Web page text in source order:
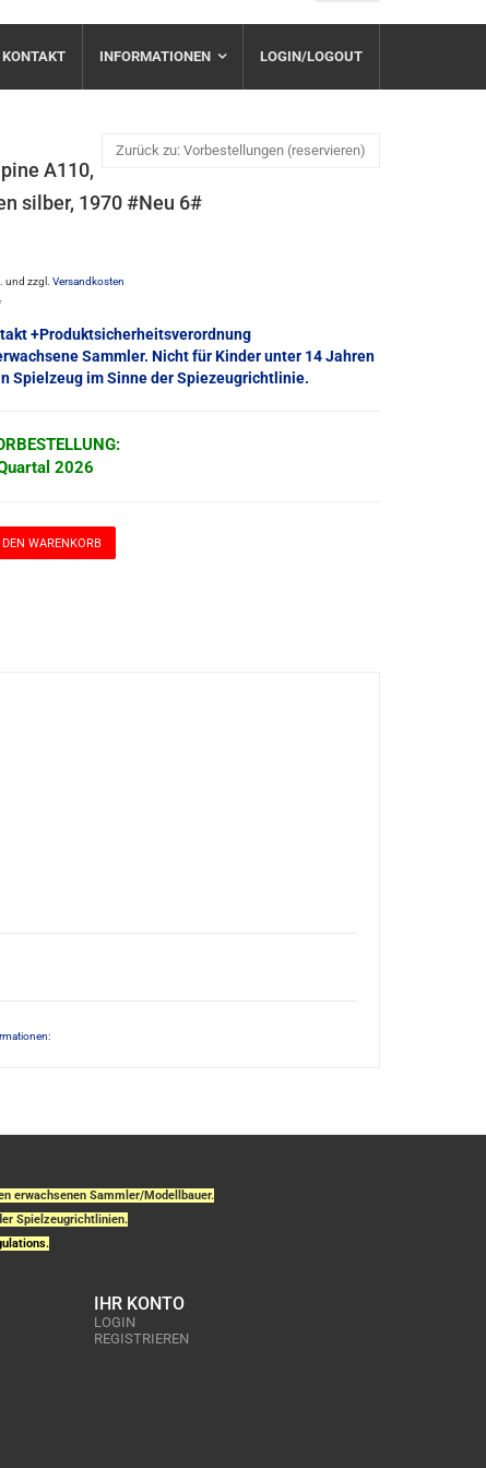
KONTAKT INFORMATIONEN LOGIN/LOGOUT
Zurück zu: Vorbestellungen (reservieren)
A110,
silber, 1970 #Neu 6#
und zzgl.Versandkosten
+Produktsicherheitsverordnung
Sammler. Nicht für Kinder unter 14 Jahren
Spielzeug im Sinne der Spiezeugrichtlinie.
2026
erwachsenen Sammler/Modellbauer.
Spielzeugrichtlinien.
IHR KONTO
LOGIN
REGISTRIEREN